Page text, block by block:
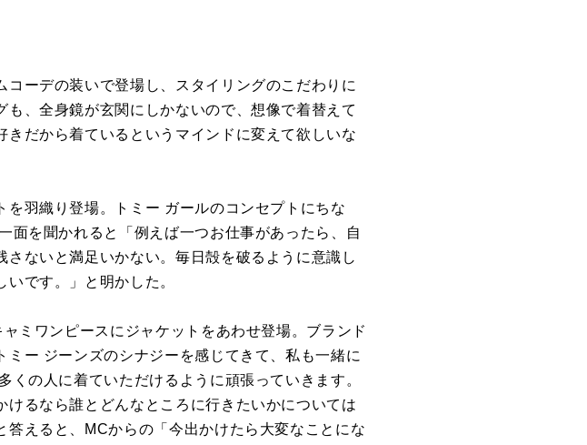
ーデの装いで登場し、スタイリングのこだわりに
、全身鏡が玄関にしかないので、想像で着替えて
だから着ているというマインドに変えて欲しいな
羽織り登場。トミー ガールのコンセプトにちな
面を聞かれると「例えば一つお仕事があったら、自
ないと満足いかない。毎日殻を破るように意識し
です。」と明かした。
ミワンピースにジャケットをあわせ登場。ブランド
ー ジーンズのシナジーを感じてきて、私も一緒に
の人に着ていただけるように頑張っていきます。
るなら誰とどんなところに行きたいかについては
答えると、MCからの「今出かけたら大変なことにな